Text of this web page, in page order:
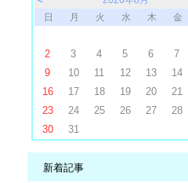
日
月 火 水 木 金
2
3 4 5 6 7
9
10 11 12 13 14
16
17 18 19 20 21
23
24 25 26 27 28
30
31
新着記事